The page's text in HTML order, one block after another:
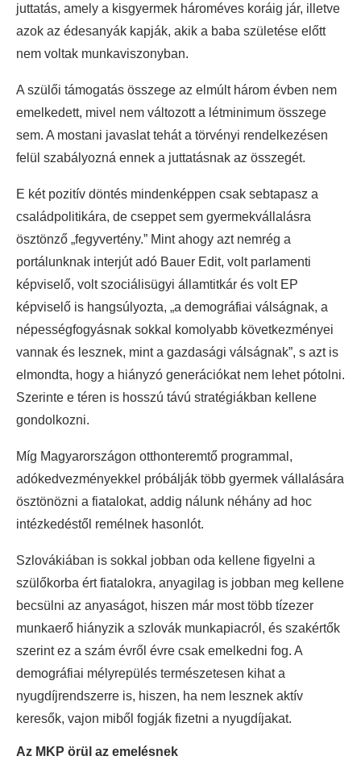
juttatás, amely a kisgyermek hároméves koráig jár, illetve
azok az édesanyák kapják, akik a baba születése előtt
nem voltak munkaviszonyban.
A szülői támogatás összege az elmúlt három évben nem
emelkedett, mivel nem változott a létminimum összege
sem. A mostani javaslat tehát a törvényi rendelkezésen
felül szabályozná ennek a juttatásnak az összegét.
E két pozitív döntés mindenképpen csak sebtapasz a
családpolitikára, de cseppet sem gyermekvállalásra
ösztönző „fegyvertény.” Mint ahogy azt nemrég a
portálunknak interjút adó Bauer Edit, volt parlamenti
képviselő, volt szociálisügyi államtitkár és volt EP
képviselő is hangsúlyozta, „a demográfiai válságnak, a
népességfogyásnak sokkal komolyabb következményei
vannak és lesznek, mint a gazdasági válságnak”, s azt is
elmondta, hogy a hiányzó generációkat nem lehet pótolni.
Szerinte e téren is hosszú távú stratégiákban kellene
gondolkozni.
Míg Magyarországon otthonteremtő programmal,
adókedvezményekkel próbálják több gyermek vállalására
ösztönözni a fiatalokat, addig nálunk néhány ad hoc
intézkedéstől remélnek hasonlót.
Szlovákiában is sokkal jobban oda kellene figyelni a
szülőkorba ért fiatalokra, anyagilag is jobban meg kellene
becsülni az anyaságot, hiszen már most több tízezer
munkaerő hiányzik a szlovák munkapiacról, és szakértők
szerint ez a szám évről évre csak emelkedni fog. A
demográfiai mélyrepülés természetesen kihat a
nyugdíjrendszerre is, hiszen, ha nem lesznek aktív
keresők, vajon miből fogják fizetni a nyugdíjakat.
Az MKP örül az emelésnek